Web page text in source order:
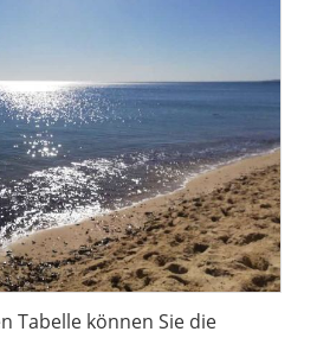
Tabelle können Sie die